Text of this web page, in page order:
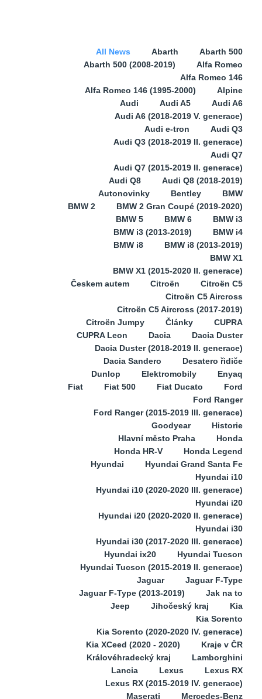
All News Abarth
Abarth 500
Abarth 500 (2008-2019)
Alfa Romeo
Alfa Romeo 146
Alfa Romeo 146 (1995-2000)
Alpine
Audi
Audi A5
Audi A6
Audi A6 (2018-2019 V. generace)
Audi e-tron
Audi Q3
Audi Q3 (2018-2019 II. generace)
Audi Q7
Audi Q7 (2015-2019 II. generace)
Audi Q8
Audi Q8 (2018-2019)
Autonovinky
Bentley
BMW
BMW 2
BMW 2 Gran Coupé (2019-2020)
BMW 5
BMW 6
BMW i3
BMW i3 (2013-2019)
BMW i4
BMW i8
BMW i8 (2013-2019)
BMW X1
BMW X1 (2015-2020 II. generace)
Českem autem
Citroën
Citroën C5
Citroën C5 Aircross
Citroën C5 Aircross (2017-2019)
Citroën Jumpy
Články
CUPRA
CUPRA Leon
Dacia
Dacia Duster
Dacia Duster (2018-2019 II. generace)
Dacia Sandero
Desatero řidiče
Dunlop
Elektromobily
Enyaq
Fiat
Fiat 500 Fiat Ducato
Ford
Ford Ranger
Ford Ranger (2015-2019 III. generace)
Goodyear
Historie
Hlavní město Praha
Honda
Honda HR-V
Honda Legend
Hyundai
Hyundai Grand Santa Fe
Hyundai i10
Hyundai i10 (2020-2020 III. generace)
Hyundai i20
Hyundai i20 (2020-2020 II. generace)
Hyundai i30
Hyundai i30 (2017-2020 III. generace)
Hyundai ix20
Hyundai Tucson
Hyundai Tucson (2015-2019 II. generace)
Jaguar
Jaguar F-Type
Jaguar F-Type (2013-2019)
Jak na to
Jeep
Jihočeský kraj
Kia
Kia Sorento
Kia Sorento (2020-2020 IV. generace)
Kia XCeed (2020 - 2020)
Kraje v ČR
Královéhradecký kraj
Lamborghini
Lancia
Lexus
Lexus RX
Lexus RX (2015-2019 IV. generace)
Maserati
Mercedes-Benz